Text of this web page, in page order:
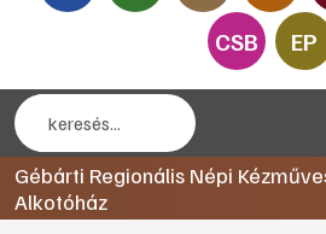
CSB
EP
Gébárti Regionális Népi
Alkotóház